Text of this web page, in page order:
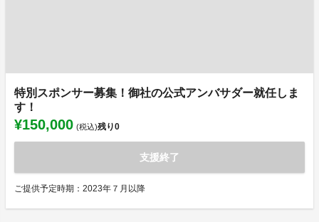
特別スポンサー募集！御社の公式アンバサダー就任しま
す！
¥150,000 (税込)残り0
支援終了
ご提供予定時期：2023年７月以降